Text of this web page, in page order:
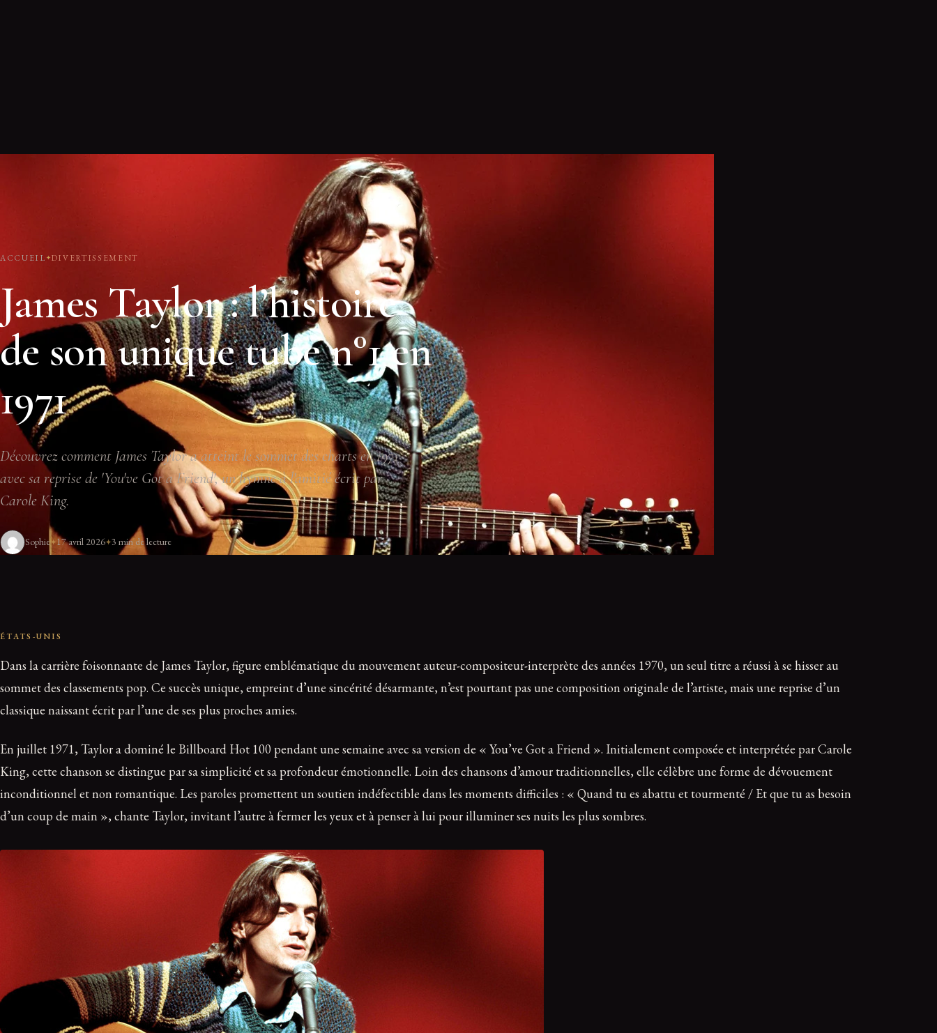
ACCUEIL DIVERTISSEMENT
James Taylor : l’histoire
de son unique tube n°1 en
1971
Découvrez comment James Taylor a atteint le sommet des charts en 1971
avec sa reprise de 'You've Got a Friend', un hymne à l'amitié écrit par
Carole King.
Sophie 17 avril 2026 3 min de lecture
ÉTATS-UNIS
Dans la carrière foisonnante de James Taylor, figure emblématique du mouvement auteur-compositeur-interprète des années 1970, un seul titre a réussi à se hisser au
sommet des classements pop. Ce succès unique, empreint d’une sincérité désarmante, n’est pourtant pas une composition originale de l’artiste, mais une reprise d’un
classique naissant écrit par l’une de ses plus proches amies.
En juillet 1971, Taylor a dominé le Billboard Hot 100 pendant une semaine avec sa version de « You’ve Got a Friend ». Initialement composée et interprétée par Carole
King, cette chanson se distingue par sa simplicité et sa profondeur émotionnelle. Loin des chansons d’amour traditionnelles, elle célèbre une forme de dévouement
inconditionnel et non romantique. Les paroles promettent un soutien indéfectible dans les moments difficiles : « Quand tu es abattu et tourmenté / Et que tu as besoin
d’un coup de main », chante Taylor, invitant l’autre à fermer les yeux et à penser à lui pour illuminer ses nuits les plus sombres.